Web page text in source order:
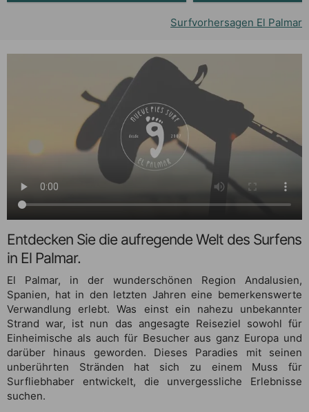
Surfvorhersagen El Palmar
Entdecken Sie die aufregende Welt des Surfens
in El Palmar.
El Palmar, in der wunderschönen Region Andalusien,
Spanien, hat in den letzten Jahren eine bemerkenswerte
Verwandlung erlebt. Was einst ein nahezu unbekannter
Strand war, ist nun das angesagte Reiseziel sowohl für
Einheimische als auch für Besucher aus ganz Europa und
darüber hinaus geworden. Dieses Paradies mit seinen
unberührten Stränden hat sich zu einem Muss für
Surfliebhaber entwickelt, die unvergessliche Erlebnisse
suchen.